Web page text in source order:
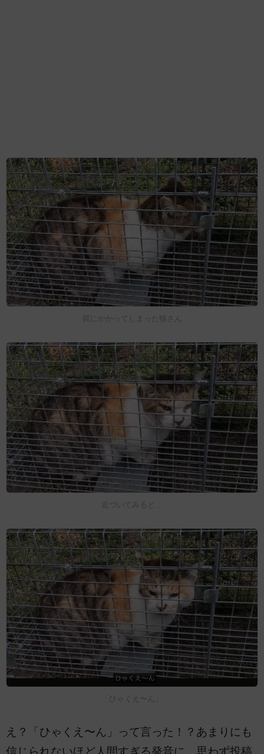
罠にかかってしまった猫さん
近づいてみると…
「ひゃくえ〜ん」
え？「ひゃくえ〜ん」って言った！？あまりにも
信じられないほど人間すぎる発音に、思わず投稿